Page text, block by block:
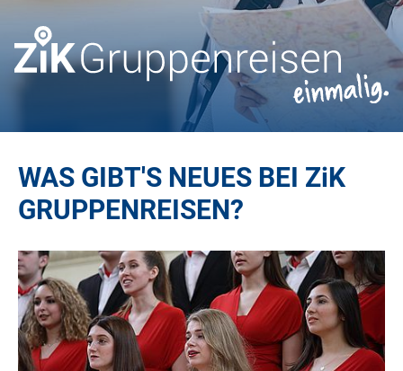
WAS GIBT'S NEUES BEI ZiK
GRUPPENREISEN?